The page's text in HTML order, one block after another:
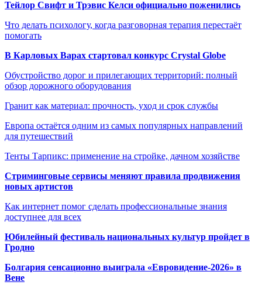
Тейлор Свифт и Трэвис Келси официально поженились
Что делать психологу, когда разговорная терапия перестаёт
помогать
В Карловых Варах стартовал конкурс Crystal Globe
Обустройство дорог и прилегающих территорий: полный
обзор дорожного оборудования
Гранит как материал: прочность, уход и срок службы
Европа остаётся одним из самых популярных направлений
для путешествий
Тенты Тарпикс: применение на стройке, дачном хозяйстве
Стриминговые сервисы меняют правила продвижения
новых артистов
Как интернет помог сделать профессиональные знания
доступнее для всех
Юбилейный фестиваль национальных культур пройдет в
Гродно
Болгария сенсационно выиграла «Евровидение-2026» в
Вене